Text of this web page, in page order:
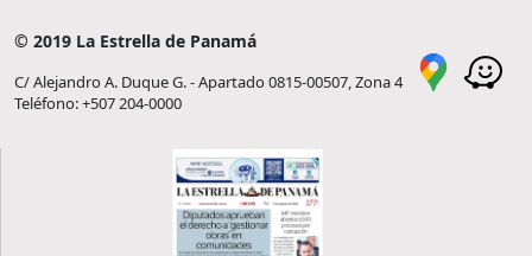
© 2019 La Estrella de Panamá
C/ Alejandro A. Duque G. - Apartado 0815-00507, Zona 4
Teléfono: +507 204-0000